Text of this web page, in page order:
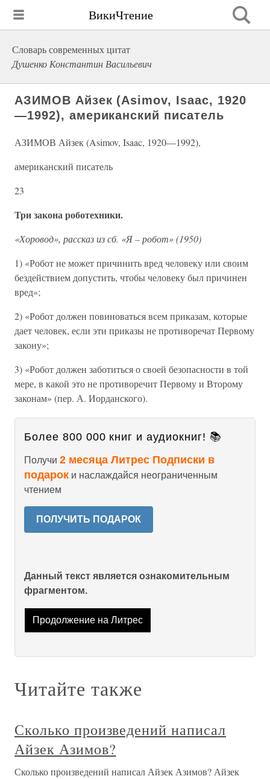
ВикиЧтение
Словарь современных цитат
Душенко Константин Васильевич
АЗИМОВ Айзек (Asimov, Isaac, 1920
—1992), американский писатель
АЗИМОВ Айзек (Asimov, Isaac, 1920—1992),
американский писатель
23
Три закона роботехники.
«Хоровод», рассказ из сб. «Я – робот» (1950)
1) «Робот не может причинить вред человеку или своим
бездействием допустить, чтобы человеку был причинен
вред»;
2) «Робот должен повиноваться всем приказам, которые
дает человек, если эти приказы не противоречат Первому
закону»;
3) «Робот должен заботиться о своей безопасности в той
мере, в какой это не противоречит Первому и Второму
законам» (пер. А. Иорданского).
Более 800 000 книг и аудиокниг! 📚
Получи 2 месяца Литрес Подписки в
подарок и наслаждайся неограниченным
чтением
ПОЛУЧИТЬ ПОДАРОК
Данный текст является ознакомительным
фрагментом.
Продолжение на Литрес
Читайте также
Сколько произведений написал
Айзек Азимов?
Сколько произведений написал Айзек Азимов? Айзек